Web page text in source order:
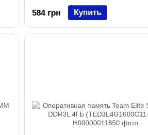
584 грн Купить